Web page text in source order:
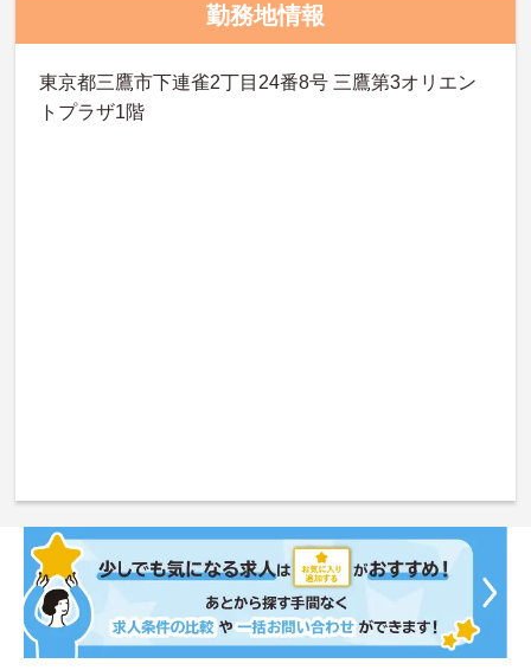
勤務地情報
東京都三鷹市下連雀2丁目24番8号 三鷹第3オリエン
トプラザ1階